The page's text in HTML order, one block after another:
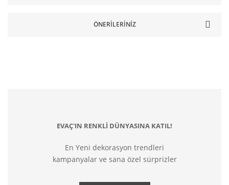
ÖNERILERINIZ
EVAÇ'IN RENKLİ DÜNYASINA KATIL!
En Yeni dekorasyon trendleri
kampanyalar ve sana özel sürprizler